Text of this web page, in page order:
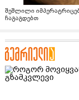
შეშლილი
ჩაგაგდებთ